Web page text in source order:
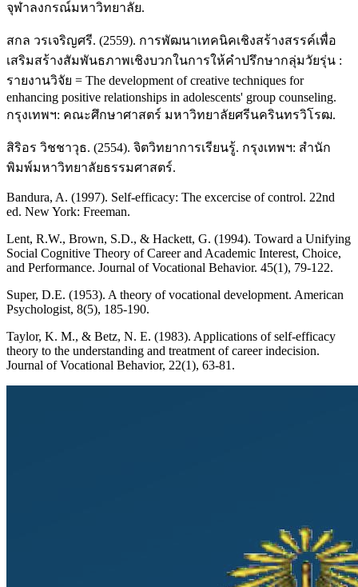
จุฬาลงกรณ์มหาวิทยาลัย.
สกล วรเจริญศรี. (2559). การพัฒนาเทคนิคเชิงสร้างสรรค์เพื่อ
เสริมสร้างสัมพันธภาพเชิงบวกในการให้คำปรึกษากลุ่มวัยรุ่น :
รายงานวิจัย = The development of creative techniques for
enhancing positive relationships in adolescents' group counseling.
กรุงเทพฯ: คณะศึกษาศาสตร์ มหาวิทยาลัยศรีนครินทรวิโรฒ.
สิริอร วิชชาวุธ. (2554). จิตวิทยาการเรียนรู้. กรุงเทพฯ: สำนัก
พิมพ์มหาวิทยาลัยธรรมศาสตร์.
Bandura, A. (1997). Self-efficacy: The excercise of control. 22nd
ed. New York: Freeman.
Lent, R.W., Brown, S.D., & Hackett, G. (1994). Toward a Unifying
Social Cognitive Theory of Career and Academic Interest, Choice,
and Performance. Journal of Vocational Behavior. 45(1), 79-122.
Super, D.E. (1953). A theory of vocational development. American
Psychologist, 8(5), 185-190.
Taylor, K. M., & Betz, N. E. (1983). Applications of self-efficacy
theory to the understanding and treatment of career indecision.
Journal of Vocational Behavior, 22(1), 63-81.